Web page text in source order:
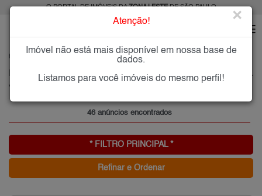
O PORTAL DE IMÓVEIS DAZONA LESTEDE SÃO PAULO
VILA CARMOSINA
Imóveis para Alugar na Vila Carmosina, Zona Leste de São Paulo, SP
Vila Carmosina, Zona Leste
46 anúncios encontrados
* FILTRO PRINCIPAL *
Refinar e Ordenar
Atenção! ×
Imóvel não está mais disponível em nossa base de
dados.
Listamos para você imóveis do mesmo perfil!